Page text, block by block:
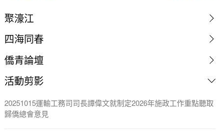
聚濠江
四海同春
僑青論壇
活動剪影
20251015運輸工務司司長譚偉文就制定2026年施政工作重點聽取
歸僑總會意見